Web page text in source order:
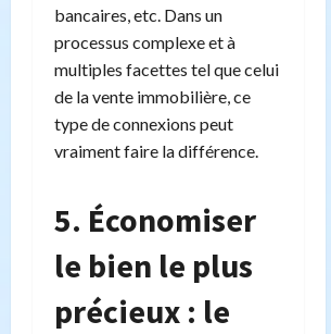
bancaires, etc. Dans un
processus complexe et à
multiples facettes tel que celui
de la vente immobilière, ce
type de connexions peut
vraiment faire la différence.
5. Économiser
le bien le plus
précieux : le